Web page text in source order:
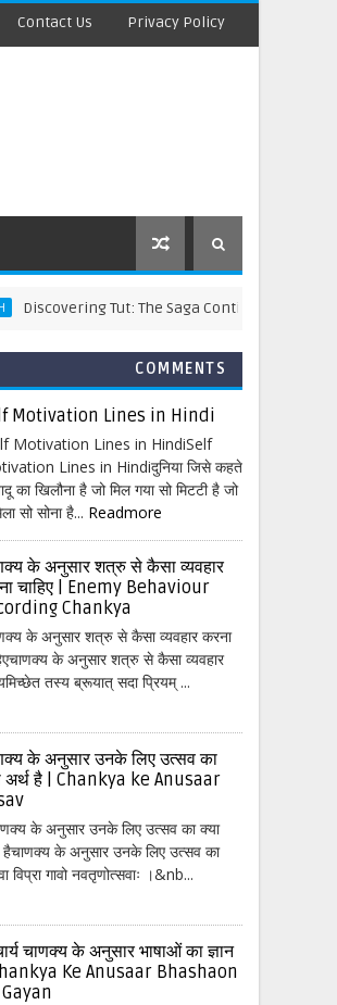
Contact Us Privacy Policy
Tut: The Saga Continues Words Meaning
COMMENTS
Motivation Lines in Hindi
Motivation Lines in HindiSelf
Lines in Hindiदुनिया जिसे कहते
का खिलौना है जो मिल गया सो मिटटी है जो
सो सोना है... Readmore
के अनुसार शत्रु से कैसा व्यवहार
चाहिए | Enemy Behaviour
Chankya
के अनुसार शत्रु से कैसा व्यवहार करना
के अनुसार शत्रु से कैसा व्यवहार
तस्य ब्रूयात् सदा प्रियम् ...
के अनुसार उनके लिए उत्सव का
अर्थ है | Chankya ke Anusaar
के अनुसार उनके लिए उत्सव का क्या
हैचाणक्य के अनुसार उनके लिए उत्सव का
विप्रा गावो नवतृणोत्सवाः ।&nb...
चाणक्य के अनुसार भाषाओं का ज्ञान
Ke Anusaar Bhashaon